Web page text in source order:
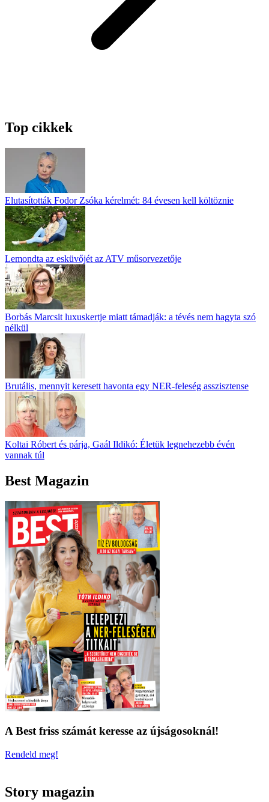
Top cikkek
Elutasították Fodor Zsóka kérelmét: 84 évesen kell költöznie
Lemondta az esküvőjét az ATV műsorvezetője
Borbás Marcsit luxuskertje miatt támadják: a tévés nem hagyta szó
nélkül
Brutális, mennyit keresett havonta egy NER-feleség asszisztense
Koltai Róbert és párja, Gaál Ildikó: Életük legnehezebb évén
vannak túl
Best Magazin
A Best friss számát keresse az újságosoknál!
Rendeld meg!
Story magazin